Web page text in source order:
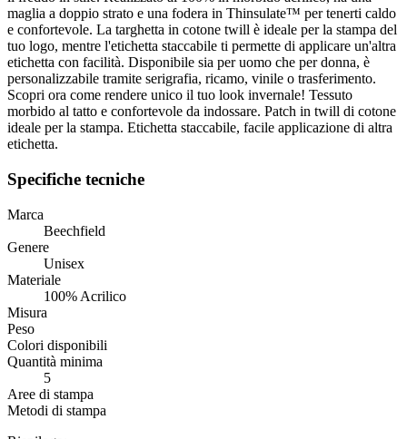
maglia a doppio strato e una fodera in Thinsulate™ per tenerti caldo
e confortevole. La targhetta in cotone twill è ideale per la stampa del
tuo logo, mentre l'etichetta staccabile ti permette di applicare un'altra
etichetta con facilità. Disponibile sia per uomo che per donna, è
personalizzabile tramite serigrafia, ricamo, vinile o trasferimento.
Scopri ora come rendere unico il tuo look invernale! Tessuto
morbido al tatto e confortevole da indossare. Patch in twill di cotone
ideale per la stampa. Etichetta staccabile, facile applicazione di altra
etichetta.
Specifiche tecniche
Marca
Beechfield
Genere
Unisex
Materiale
100% Acrilico
Misura
Peso
Colori disponibili
Quantità minima
5
Aree di stampa
Metodi di stampa